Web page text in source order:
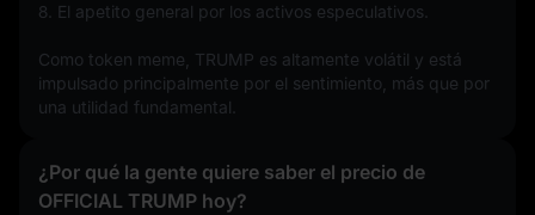
8. El apetito general por los activos especulativos.
Como token meme, TRUMP es altamente volátil y está
impulsado principalmente por el sentimiento, más que por
una utilidad fundamental.
¿Por qué la gente quiere saber el precio de
OFFICIAL TRUMP hoy?